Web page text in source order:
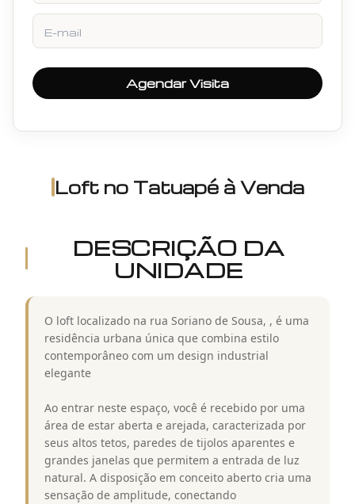
Loft no Tatuapé à Venda
DESCRIÇÃO DA
UNIDADE
O loft localizado na rua Soriano de Sousa, , é uma
residência urbana única que combina estilo
contemporâneo com um design industrial
elegante
Ao entrar neste espaço, você é recebido por uma
área de estar aberta e arejada, caracterizada por
seus altos tetos, paredes de tijolos aparentes e
grandes janelas que permitem a entrada de luz
natural. A disposição em conceito aberto cria uma
sensação de amplitude, conectando
E-mail
Agendar Visita